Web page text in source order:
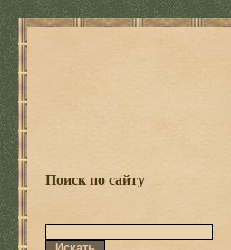
Поиск по сайту